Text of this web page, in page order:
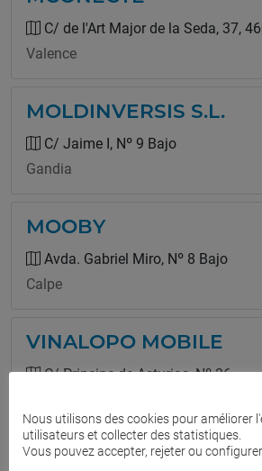
C/ de l'Art Major de la Seda, 37,
Valence
MOLDINVERSIS S.L.
C/ Jaime I, Nº 9 Bajo
Gandia
MOOBY
Avda. Gabriel Miro, Nº 8 Bajo
Calpe
VINALOPO MOBILE
C/ Principe de Asturias, Nº 26
MOVILTICK
Nous utilisons des cookies pour améliorer
utilisateurs et collecter des statistiques.
Vous pouvez accepter, rejeter ou